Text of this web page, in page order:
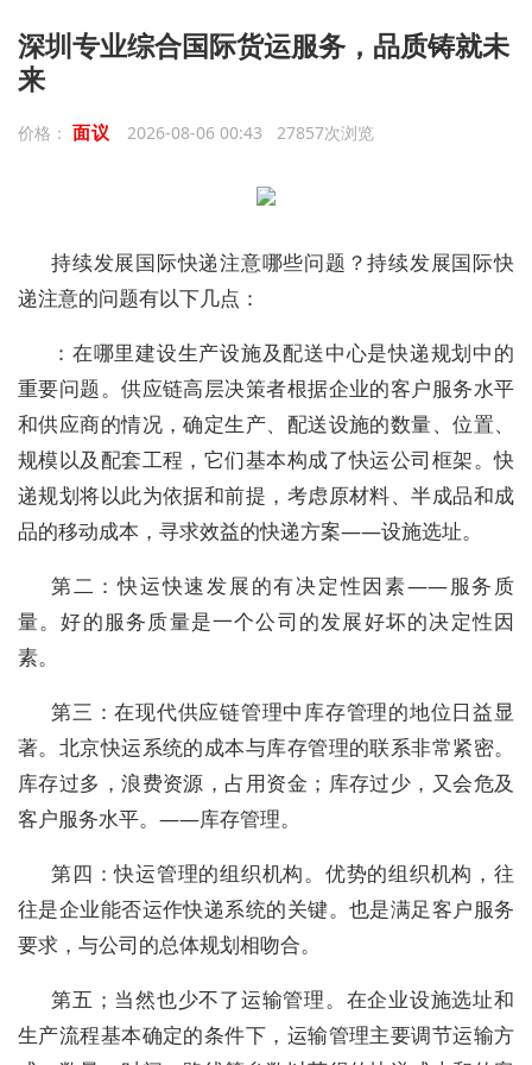
深圳专业综合国际货运服务，品质铸就未
来
价格： 面议 2026-08-06 00:43 27857次浏览
持续发展国际快递注意哪些问题？持续发展国际快
递注意的问题有以下几点：
：在哪里建设生产设施及配送中心是快递规划中的
重要问题。供应链高层决策者根据企业的客户服务水平
和供应商的情况，确定生产、配送设施的数量、位置、
规模以及配套工程，它们基本构成了快运公司框架。快
递规划将以此为依据和前提，考虑原材料、半成品和成
品的移动成本，寻求效益的快递方案——设施选址。
第二：快运快速发展的有决定性因素——服务质
量。好的服务质量是一个公司的发展好坏的决定性因
素。
第三：在现代供应链管理中库存管理的地位日益显
著。北京快运系统的成本与库存管理的联系非常紧密。
库存过多，浪费资源，占用资金；库存过少，又会危及
客户服务水平。——库存管理。
第四：快运管理的组织机构。优势的组织机构，往
往是企业能否运作快递系统的关键。也是满足客户服务
要求，与公司的总体规划相吻合。
第五；当然也少不了运输管理。在企业设施选址和
生产流程基本确定的条件下，运输管理主要调节运输方